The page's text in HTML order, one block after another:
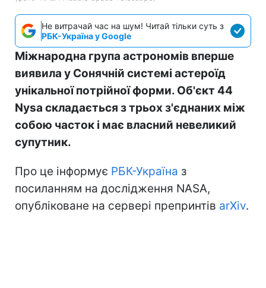
Не витрачай час на шум! Читай тільки суть з
РБК-Україна у Google
Міжнародна група астрономів вперше
виявила у Сонячній системі астероїд
унікальної потрійної форми. Об'єкт 44
Nysa складається з трьох з'єднаних між
собою часток і має власний невеликий
супутник.
Про це інформує РБК-Україна з
посиланням на дослідження NASA,
опубліковане на сервері препринтів arXiv.